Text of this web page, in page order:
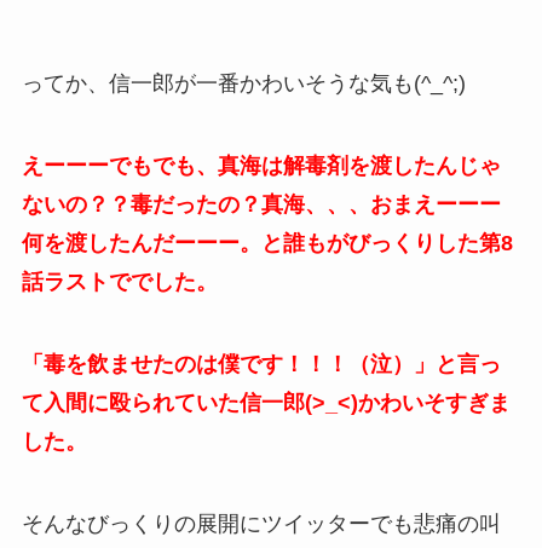
ってか、信一郎が一番かわいそうな気も(^_^;)
えーーーでもでも、真海は解毒剤を渡したんじゃ
ないの？？毒だったの？真海、、、おまえーーー
何を渡したんだーーー。と誰もがびっくりした第8
話ラストででした。
「毒を飲ませたのは僕です！！！（泣）」と言っ
て入間に殴られていた信一郎(>_<)かわいそすぎま
した。
そんなびっくりの展開にツイッターでも悲痛の叫